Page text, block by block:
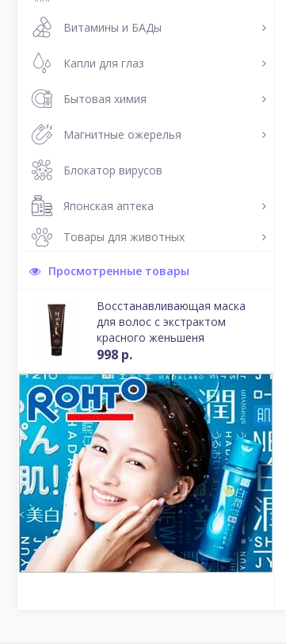
Витамины и БАДы
Капли для глаз
Бытовая химия
Магнитные ожерелья
Блокатор вирусов
Японская аптека
Товары для животных
Просмотренные товары
Восстанавливающая маска
для волос с экстрактом
красного женьшеня
998 р.